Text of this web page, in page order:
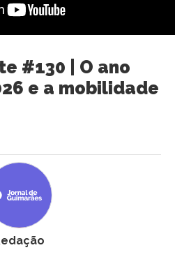
#130 | O ano
e a mobilidade